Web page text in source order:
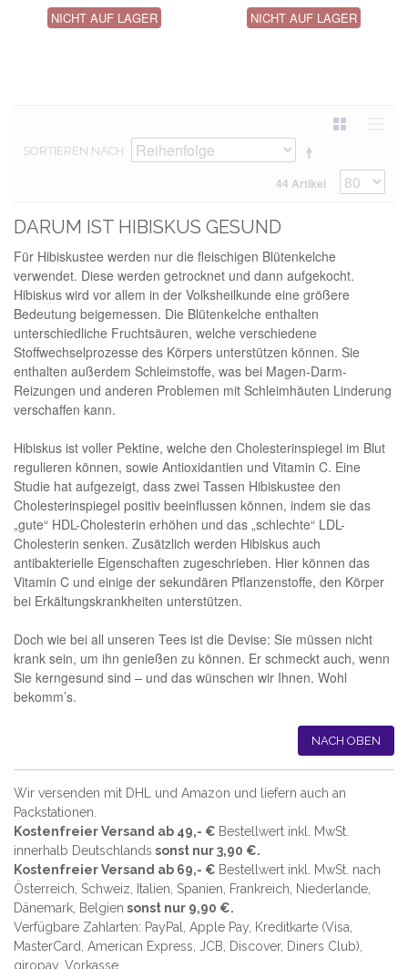
NICHT AUF LAGER NICHT AUF LAGER
SORTIEREN NACH
44 Artikel
DARUM IST HIBISKUS GESUND
Für Hibiskustee werden nur die fleischigen Blütenkelche
verwendet. Diese werden getrocknet und dann aufgekocht.
Hibiskus wird vor allem in der Volksheilkunde eine größere
Bedeutung beigemessen. Die Blütenkelche enthalten
unterschiedliche Fruchtsäuren, welche verschiedene
Stoffwechselprozesse des Körpers unterstützen können. Sie
enthalten außerdem Schleimstoffe, was bei Magen-Darm-
Reizungen und anderen Problemen mit Schleimhäuten Linderung
verschaffen kann.
Hibiskus ist voller Pektine, welche den Cholesterinspiegel im Blut
regulieren können, sowie Antioxidantien und Vitamin C. Eine
Studie hat aufgezeigt, dass zwei Tassen Hibiskustee den
Cholesterinspiegel positiv beeinflussen können, indem sie das
„gute“ HDL-Cholesterin erhöhen und das „schlechte“ LDL-
Cholesterin senken. Zusätzlich werden Hibiskus auch
antibakterielle Eigenschaften zugeschrieben. Hier können das
Vitamin C und einige der sekundären Pflanzenstoffe, den Körper
bei Erkältungskrankheiten unterstützen.
Doch wie bei all unseren Tees ist die Devise: Sie müssen nicht
krank sein, um ihn genießen zu können. Er schmeckt auch, wenn
Sie kerngesund sind – und das wünschen wir Ihnen. Wohl
bekomm’s.
NACH OBEN
Wir versenden mit DHL und Amazon und liefern auch an
Packstationen.
Kostenfreier Versand ab 49,- € Bestellwert inkl. MwSt.
innerhalb Deutschlands sonst nur 3,90 €.
Kostenfreier Versand ab 69,- € Bestellwert inkl. MwSt. nach
Österreich, Schweiz, Italien, Spanien, Frankreich, Niederlande,
Dänemark, Belgien sonst nur 9,90 €.
Verfügbare Zahlarten: PayPal, Apple Pay, Kreditkarte (Visa,
MasterCard, American Express, JCB, Discover, Diners Club),
giropay, Vorkasse.